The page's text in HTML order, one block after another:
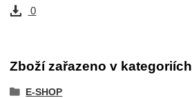
0
Zboží zařazeno v kategoriích
E-SHOP